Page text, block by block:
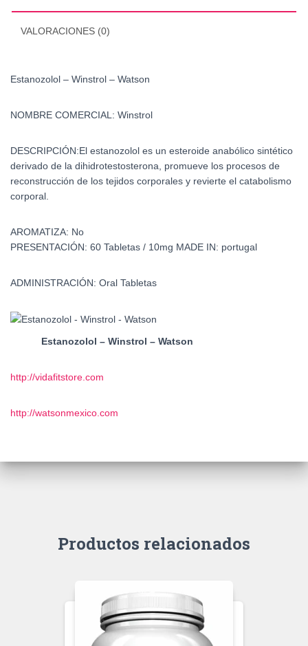
VALORACIONES (0)
Estanozolol – Winstrol – Watson
NOMBRE COMERCIAL : Winstrol
DESCRIPCIÓN:El estanozolol es un esteroide anabólico sintético
derivado de la dihidrotestosterona, promueve los procesos de
reconstrucción de los tejidos corporales y revierte el catabolismo
corporal.
AROMATIZA: No
PRESENTACIÓN: 60 Tabletas / 10mg MADE IN: portugal
ADMINISTRACIÓN: Oral Tabletas
Estanozolol – Winstrol – Watson
http://vidafitstore.com
http://watsonmexico.com
Productos relacionados